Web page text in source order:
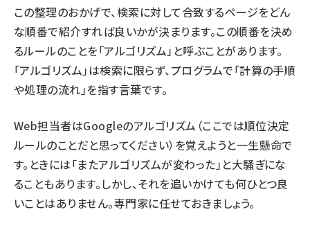
この整理のおかげで、検索に対して合致するページをどん
な順番で紹介すれば良いかが決まります。この順番を決め
るルールのことを「アルゴリズム」と呼ぶことがあります。
「アルゴリズム」は検索に限らず、プログラムで「計算の手順
や処理の流れ」を指す言葉です。
Web担当者はGoogleのアルゴリズム（ここでは順位決定
ルールのことだと思ってください）を覚えようと一生懸命で
す。ときには「またアルゴリズムが変わった」と大騒ぎにな
ることもあります。しかし、それを追いかけても何ひとつ良
いことはありません。専門家に任せておきましょう。